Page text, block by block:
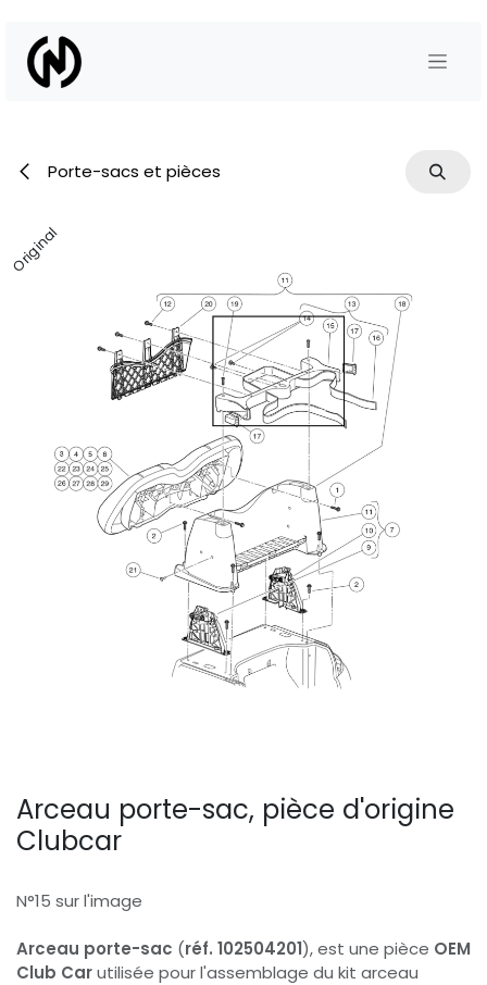
Porte-sacs et pièces
Original
Arceau porte-sac, pièce d'origine
Clubcar
N°15 sur l'image
Arceau porte-sac (réf. 102504201), est une pièce OEM
Club Carutilisée pour l'assemblage du kit arceau